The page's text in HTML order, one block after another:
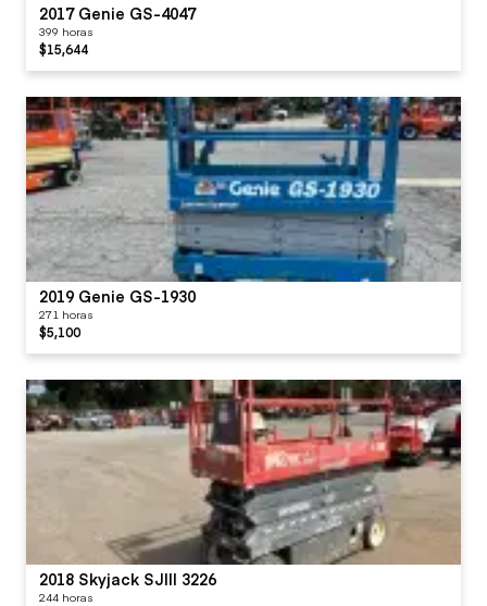
2017 Genie GS-4047
399 horas
$15,644
2019 Genie GS-1930
271 horas
$5,100
2018 Skyjack SJIII 3226
244 horas